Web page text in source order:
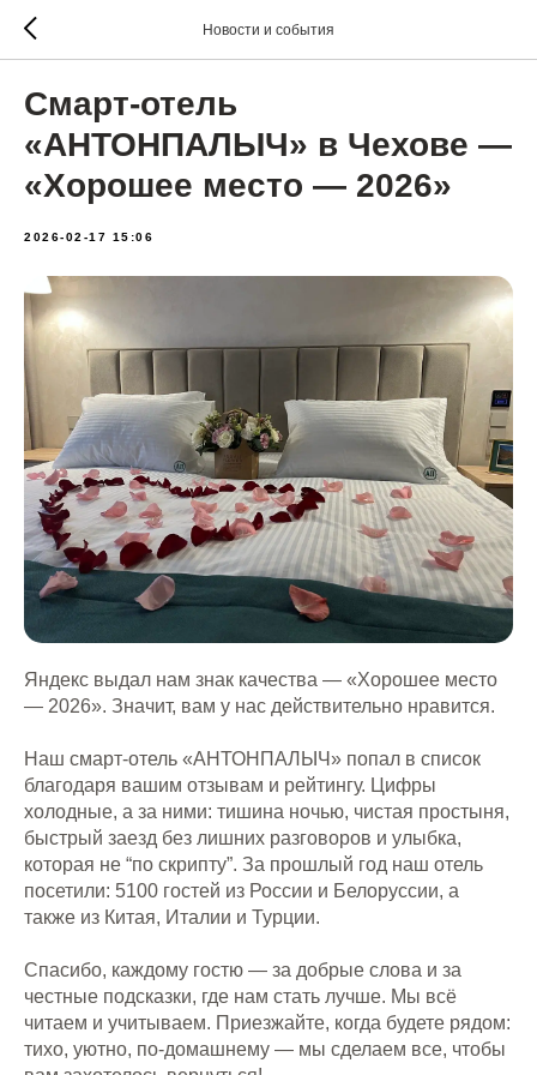
Новости и события
Смарт-отель
«АНТОНПАЛЫЧ» в Чехове —
«Хорошее место — 2026»
2026-02-17 15:06
Яндекс выдал нам знак качества — «Хорошее место
— 2026». Значит, вам у нас действительно нравится.
Наш смарт-отель «АНТОНПАЛЫЧ» попал в список
благодаря вашим отзывам и рейтингу. Цифры
холодные, а за ними: тишина ночью, чистая простыня,
быстрый заезд без лишних разговоров и улыбка,
которая не “по скрипту”. За прошлый год наш отель
посетили: 5100 гостей из России и Белоруссии, а
также из Китая, Италии и Турции.
Спасибо, каждому гостю — за добрые слова и за
честные подсказки, где нам стать лучше. Мы всё
читаем и учитываем. Приезжайте, когда будете рядом:
тихо, уютно, по‑домашнему — мы сделаем все, чтобы